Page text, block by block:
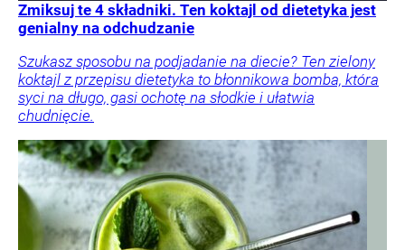
Zmiksuj te 4 składniki. Ten koktajl od dietetyka jest
genialny na odchudzanie
Szukasz sposobu na podjadanie na diecie? Ten zielony
koktajl z przepisu dietetyka to błonnikowa bomba, która
syci na długo, gasi ochotę na słodkie i ułatwia
chudnięcie.